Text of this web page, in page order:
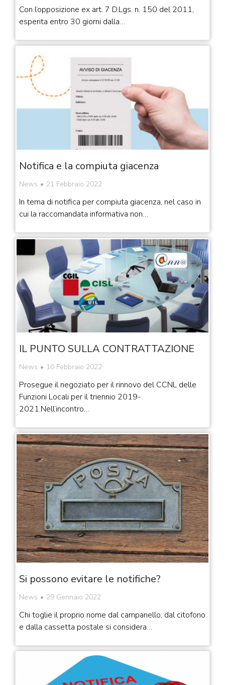
Con l’opposizione ex art. 7 D.Lgs. n. 150 del 2011,
esperita entro 30 giorni dalla…
Notifica e la compiuta giacenza
News 21 Febbraio 2022
In tema di notifica per compiuta giacenza, nel caso in
cui la raccomandata informativa non…
IL PUNTO SULLA CONTRATTAZIONE
News 10 Febbraio 2022
Prosegue il negoziato per il rinnovo del CCNL delle
Funzioni Locali per il triennio 2019-
2021.Nell’incontro…
Si possono evitare le notifiche?
News 29 Gennaio 2022
Chi toglie il proprio nome dal campanello, dal citofono
e dalla cassetta postale si considera…